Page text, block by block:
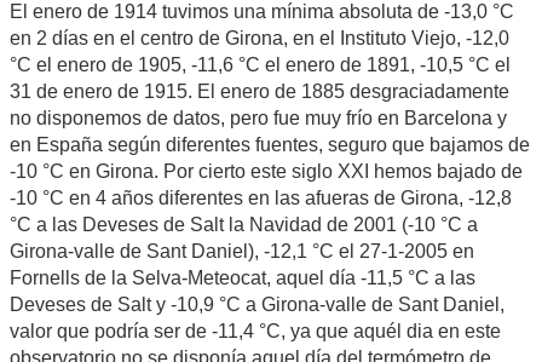
El enero de 1914 tuvimos una mínima absoluta de -13,0 °C
en 2 días en el centro de Girona, en el Instituto Viejo, -12,0
°C el enero de 1905, -11,6 °C el enero de 1891, -10,5 °C el
31 de enero de 1915. El enero de 1885 desgraciadamente
no disponemos de datos, pero fue muy frío en Barcelona y
en España según diferentes fuentes, seguro que bajamos de
-10 °C en Girona. Por cierto este siglo XXI hemos bajado de
-10 °C en 4 años diferentes en las afueras de Girona, -12,8
°C a las Deveses de Salt la Navidad de 2001 (-10 °C a
Girona-valle de Sant Daniel), -12,1 °C el 27-1-2005 en
Fornells de la Selva-Meteocat, aquel día -11,5 °C a las
Deveses de Salt y -10,9 °C a Girona-valle de Sant Daniel,
valor que podría ser de -11,4 °C, ya que aquél dia en este